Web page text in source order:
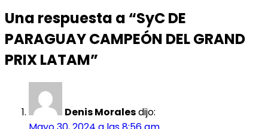
Una respuesta a “SyC DE
PARAGUAY CAMPEÓN DEL GRAND
PRIX LATAM”
Denis Moralesdijo: